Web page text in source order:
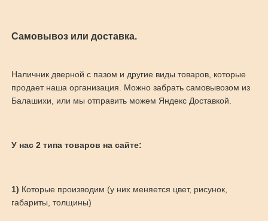
Самовывоз или доставка.
Наличник дверной с пазом и другие виды товаров, которые
продает наша организация. Можно забрать самовывозом из
Балашихи, или мы отправить можем Яндекс Доставкой.
У нас 2 типа товаров на сайте:
1) Которые производим (у них меняется цвет, рисунок,
габариты, толщины)